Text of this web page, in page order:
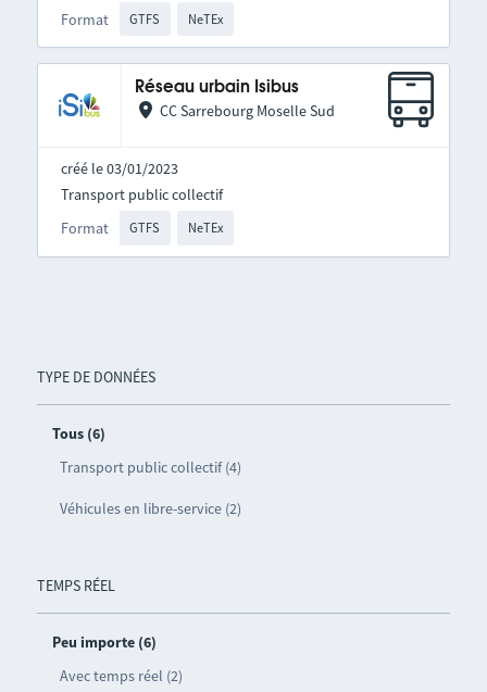
TYPE DE DONNÉES
Tous (6)
Transport public collectif (4)
Véhicules en libre-service (2)
TEMPS RÉEL
Peu importe (6)
Avec temps réel (2)
Format GTFS NeTEx
Réseau urbain Isibus
CC Sarrebourg Moselle Sud
créé le 03/01/2023
Format GTFS NeTEx
Transport public collectif